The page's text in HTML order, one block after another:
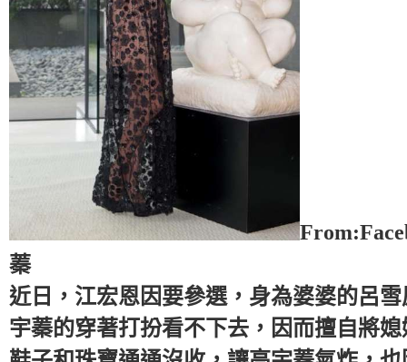
蓁
近日，江宏恩因要參選，身為婆婆的呂
宇蓁的穿著打扮看不下去，因而擅自將